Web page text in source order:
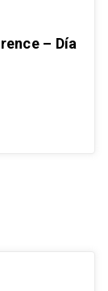
– Día